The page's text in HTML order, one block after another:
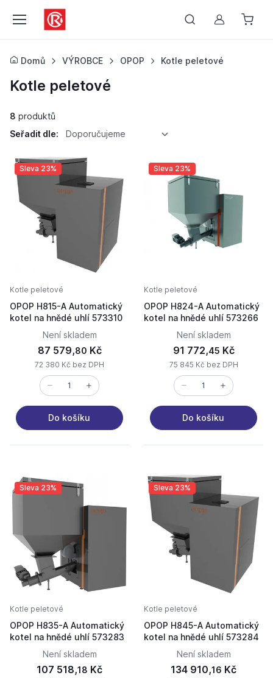
Můj účet
Domů VÝROBCE OPOP Kotle peletové
Kotle peletové
8 produktů
Seřadit dle:
Doporučujeme
Sleva 23%
Kotle peletové
OPOP H815-A Automatický
kotel na hnědé uhlí 573310
Není skladem
87 579,80 Kč
72 380 Kč bez DPH
Do košíku
Sleva 23%
Kotle peletové
OPOP H824-A Automatický
kotel na hnědé uhlí 573266
Není skladem
91 772,45 Kč
75 845 Kč bez DPH
Do košíku
Sleva 23%
Kotle peletové
OPOP H835-A Automatický
kotel na hnědé uhlí 573283
Není skladem
107 518,18 Kč
Sleva 23%
Kotle peletové
OPOP H845-A Automatický
kotel na hnědé uhlí 573284
Není skladem
134 910,16 Kč